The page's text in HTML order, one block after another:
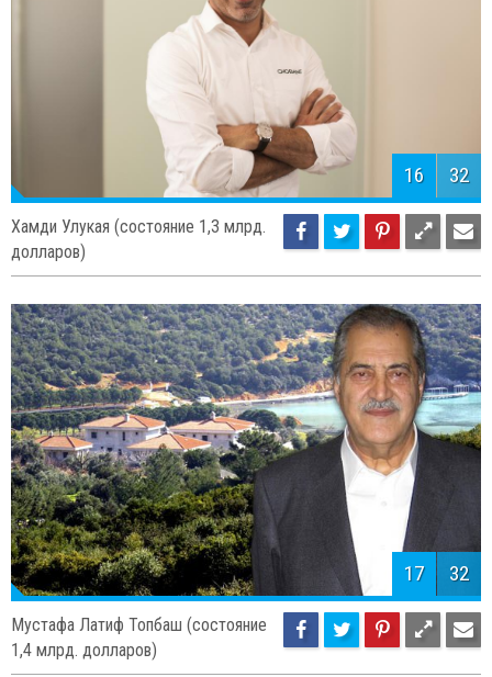
16 32
Хамди Улукая (состояние 1,3 млрд.
долларов)
17 32
Мустафа Латиф Топбаш (состояние
1,4 млрд. долларов)